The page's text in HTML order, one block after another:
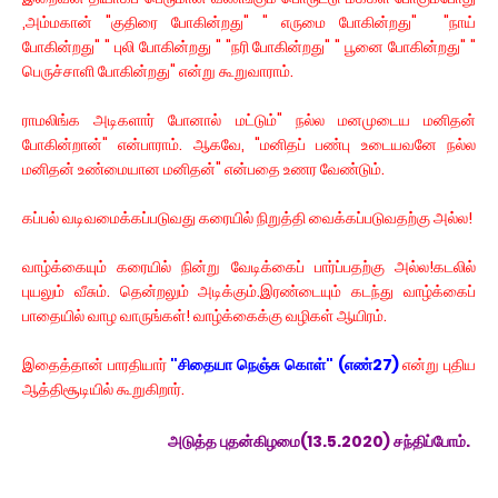
,அம்மகான் "குதிரை போகின்றது" " எருமை போகின்றது" "நாய்
போகின்றது" " புலி போகின்றது " "நரி போகின்றது" " பூனை போகின்றது" "
பெருச்சாளி போகின்றது" என்று கூறுவாராம்.
ராமலிங்க அடிகளார் போனால் மட்டும்" நல்ல மனமுடைய மனிதன்
போகின்றான்" என்பாராம். ஆகவே, "மனிதப் பண்பு உடையவனே நல்ல
மனிதன் உண்மையான மனிதன்" என்பதை உணர வேண்டும்.
கப்பல் வடிவமைக்கப்படுவது கரையில் நிறுத்தி வைக்கப்படுவதற்கு அல்ல!
வாழ்க்கையும் கரையில் நின்று வேடிக்கைப் பார்ப்பதற்கு அல்ல!கடலில்
புயலும் வீசும். தென்றலும் அடிக்கும்.இரண்டையும் கடந்து வாழ்க்கைப்
பாதையில் வாழ வாருங்கள்! வாழ்க்கைக்கு வழிகள் ஆயிரம்.
இதைத்தான் பாரதியார் "சிதையா நெஞ்சு கொள்" (எண்27)என்று புதிய
ஆத்திசூடியில் கூறுகிறார்.
அடுத்த புதன்கிழமை(13.5.2020) சந்திப்போம்.